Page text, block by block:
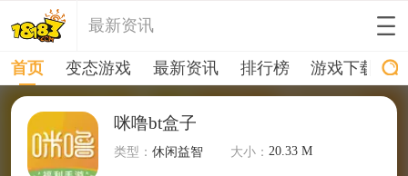
最新资讯
首页 变态游戏 最新资讯 排行榜 游戏下载
咪噜bt盒子
类型：休闲益智 大小：20.33 M